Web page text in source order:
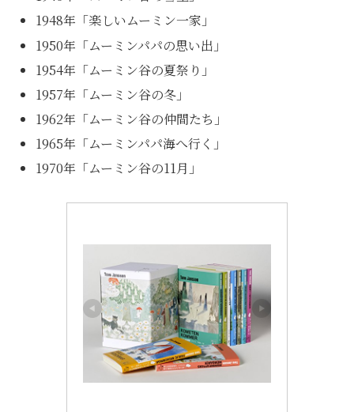
1948年「楽しいムーミン一家」
1950年「ムーミンパパの思い出」
1954年「ムーミン谷の夏祭り」
1957年「ムーミン谷の冬」
1962年「ムーミン谷の仲間たち」
1965年「ムーミンパパ海へ行く」
1970年「ムーミン谷の11月」